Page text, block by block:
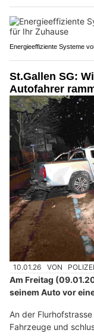
Energieeffiziente Systeme
St.Gallen SG:
Autofahrer
10.01.26 VON
Am Freitag
seinem Auto vor
An der
Fahrzeuge und